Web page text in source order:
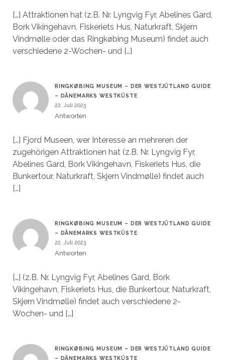
[…] Attraktionen hat (z.B. Nr. Lyngvig Fyr, Abelines Gard,
Bork Vikingehavn, Fiskeriets Hus, Naturkraft, Skjern
Vindmølle oder das Ringkøbing Museum) findet auch
verschiedene 2-Wochen- und […]
RINGKØBING MUSEUM – DER WESTJÜTLAND GUIDE
– DÄNEMARKS WESTKÜSTE
22. Juli 2023
Antworten
[…] Fjord Museen, wer Interesse an mehreren der
zugehörigen Attraktionen hat (z.B. Nr. Lyngvig Fyr,
Abelines Gard, Bork Vikingehavn, Fiskeriets Hus, die
Bunkertour, Naturkraft, Skjern Vindmølle) findet auch
[…]
RINGKØBING MUSEUM – DER WESTJÜTLAND GUIDE
– DÄNEMARKS WESTKÜSTE
22. Juli 2023
Antworten
[…] (z.B. Nr. Lyngvig Fyr, Abelines Gard, Bork
Vikingehavn, Fiskeriets Hus, die Bunkertour, Naturkraft,
Skjern Vindmølle) findet auch verschiedene 2-
Wochen- und […]
RINGKØBING MUSEUM – DER WESTJÜTLAND GUIDE
– DÄNEMARKS WESTKÜSTE